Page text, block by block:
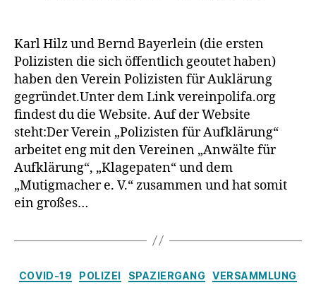
für
von
Hilz
und
Karl Hilz und Bernd Bayerlein (die ersten
Polizisten die sich öffentlich geoutet haben)
haben den Verein Polizisten für Auklärung
gegründet.Unter dem Link vereinpolifa.org
findest du die Website. Auf der Website
steht:Der Verein „Polizisten für Aufklärung“
arbeitet eng mit den Vereinen „Anwälte für
Aufklärung“, „Klagepaten“ und dem
„Mutigmacher e. V.“ zusammen und hat somit
ein großes…
Kategorien
COVID-19 POLIZEI SPAZIERGANG VERSAMMLUNG